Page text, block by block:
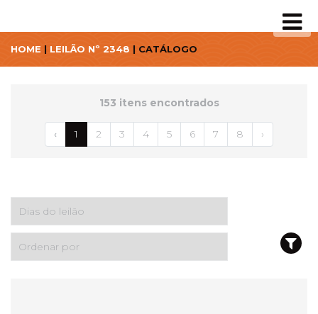
HOME | LEILÃO Nº 2348 | CATÁLOGO
153 itens encontrados
‹ 1 2 3 4 5 6 7 8 ›